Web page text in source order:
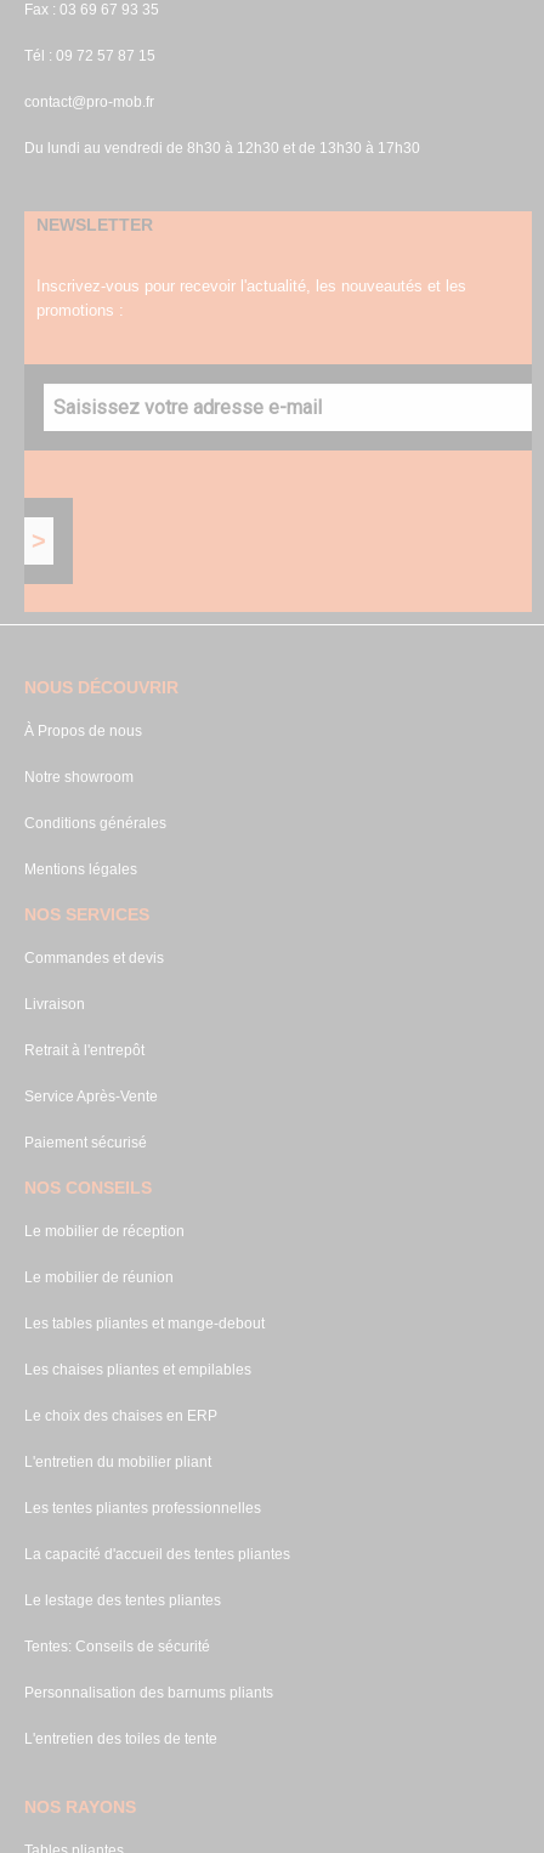
Fax : 03 69 67 93 35
Tél : 09 72 57 87 15
contact@pro-mob.fr
Du lundi au vendredi de 8h30 à 12h30 et de 13h30 à 17h30
NEWSLETTER
Inscrivez-vous pour recevoir l'actualité, les nouveautés et les
promotions :
NOUS DÉCOUVRIR
À Propos de nous
Notre showroom
Conditions générales
Mentions légales
NOS SERVICES
Commandes et devis
Livraison
Retrait à l'entrepôt
Service Après-Vente
Paiement sécurisé
NOS CONSEILS
Le mobilier de réception
Le mobilier de réunion
Les tables pliantes et mange-debout
Les chaises pliantes et empilables
Le choix des chaises en ERP
L'entretien du mobilier pliant
Les tentes pliantes professionnelles
La capacité d'accueil des tentes pliantes
Le lestage des tentes pliantes
Tentes: Conseils de sécurité
Personnalisation des barnums pliants
L'entretien des toiles de tente
NOS RAYONS